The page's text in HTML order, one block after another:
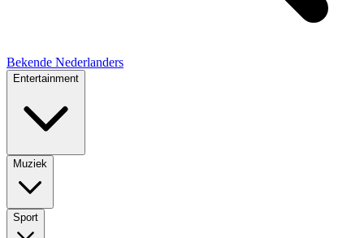
Bekende Nederlanders
Entertainment
Muziek
Sport